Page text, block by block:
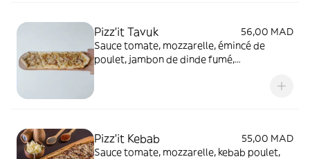
Pizz'it Tavuk
56,00 MAD
Sauce tomate, mozzarelle, émincé de
poulet, jambon de dinde fumé,
Pizz’it Kebab
55,00 MAD
Sauce tomate, mozzarelle, kebab poulet,